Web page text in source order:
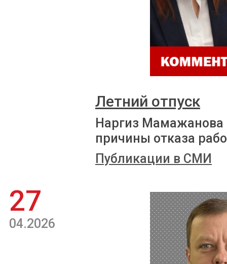
Летний отпуск
Наргиз Мамажанова
причины отказа
Публикации в СМИ
27
04.2026